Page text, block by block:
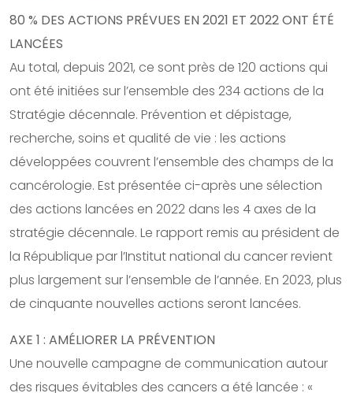
80 % DES ACTIONS PRÉVUES EN 2021 ET 2022 ONT ÉTÉ
LANCÉES
Au total, depuis 2021, ce sont près de 120 actions qui
ont été initiées sur l’ensemble des 234 actions de la
Stratégie décennale. Prévention et dépistage,
recherche, soins et qualité de vie : les actions
développées couvrent l’ensemble des champs de la
cancérologie. Est présentée ci-après une sélection
des actions lancées en 2022 dans les 4 axes de la
stratégie décennale. Le rapport remis au président de
la République par l’Institut national du cancer revient
plus largement sur l’ensemble de l’année. En 2023, plus
de cinquante nouvelles actions seront lancées.
AXE 1 : AMÉLIORER LA PRÉVENTION
Une nouvelle campagne de communication autour
des risques évitables des cancers a été lancée : «